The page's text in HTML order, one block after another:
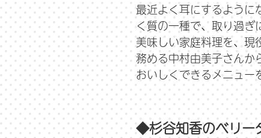
最近よく耳にするように
く質の一種で、取り過
美味しい家庭料理を、現
務める中村由美子さんか
おいしくできるメニュー
◆杉谷知香のベリー